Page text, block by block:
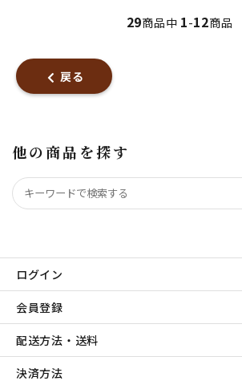
29商品中 1-12商品
戻る
他の商品を探す
ログイン
会員登録
配送方法・送料
決済方法